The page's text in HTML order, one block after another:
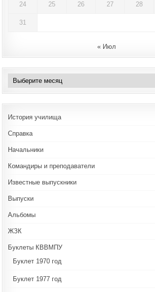
24 25 26 27 28
31
« Июл
Архивы
История училища
Справка
Начальники
Командиры и преподаватели
Известные выпускники
Выпуски
Альбомы
ЖЗК
Буклеты КВВМПУ
Буклет 1970 год
Буклет 1977 год